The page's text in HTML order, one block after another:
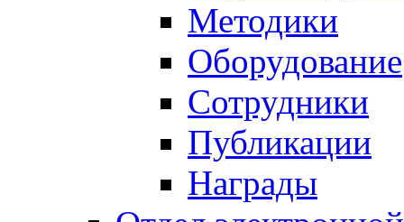
Методики
Оборудование
Сотрудники
Публикации
Награды